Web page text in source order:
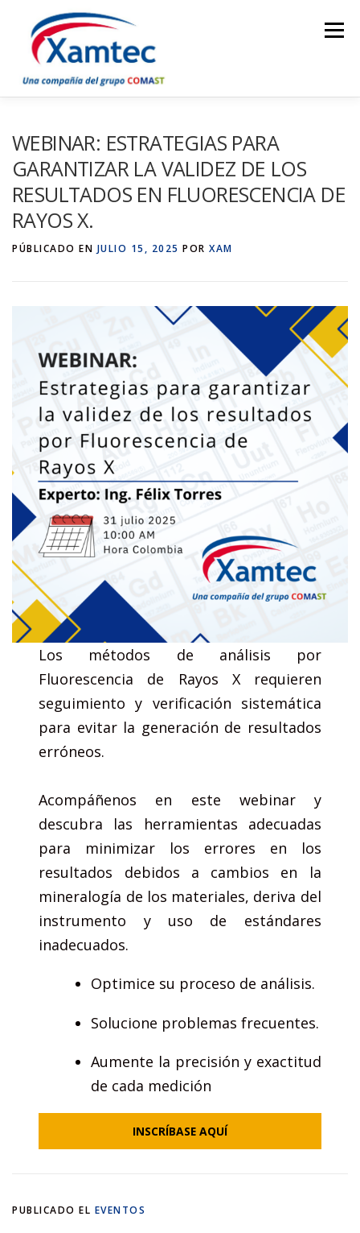
contenido
Menú
INTERLABORATORIOS CURSOS EN LÍNEA
BLOG CONTÁCTENOS
WEBINAR: ESTRATEGIAS PARA
GARANTIZAR LA VALIDEZ DE LOS
RESULTADOS EN FLUORESCENCIA DE
RAYOS X.
PÚBLICADO EN JULIO 15, 2025 POR XAM
Los métodos de análisis por
Fluorescencia de Rayos X requieren
seguimiento y verificación sistemática
para evitar la generación de resultados
erróneos.
Acompáñenos en este webinar y
descubra las herramientas adecuadas
para minimizar los errores en los
resultados debidos a cambios en la
mineralogía de los materiales, deriva del
instrumento y uso de estándares
inadecuados.
Optimice su proceso de análisis.
Solucione problemas frecuentes.
Aumente la precisión y exactitud
de cada medición
INSCRÍBASE AQUÍ
PUBLICADO EL EVENTOS